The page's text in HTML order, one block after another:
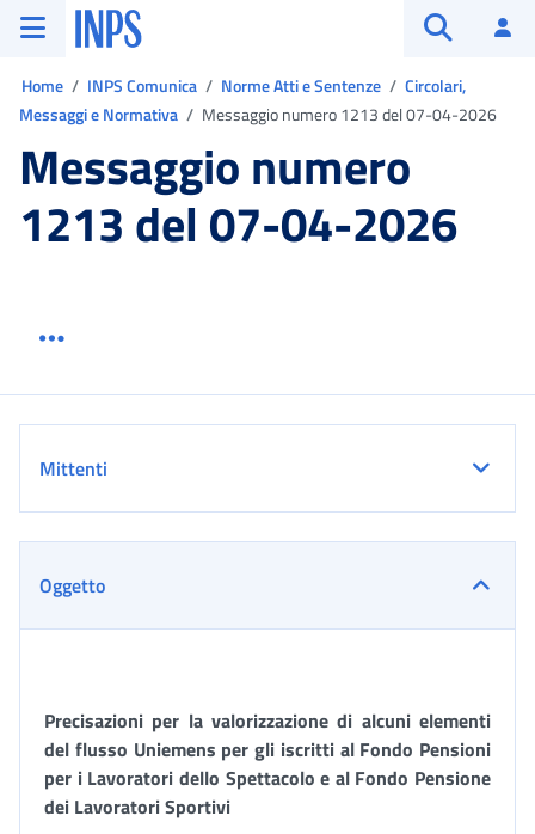
Vai al menu principale
Vai al contenuto principale
Vai al pie' di pagina
INPS ()
Home INPS Comunica Norme Atti e Sentenze
Circolari,
Messaggi e Normativa
Messaggio numero 1213 del 07-04-2026
Messaggio numero
1213 del 07-04-2026
Mittenti
Oggetto
Precisazioni per la valorizzazione di alcuni elementi
del flusso Uniemens per gli iscritti al Fondo Pensioni
per i Lavoratori dello Spettacolo e al Fondo Pensione
dei Lavoratori Sportivi